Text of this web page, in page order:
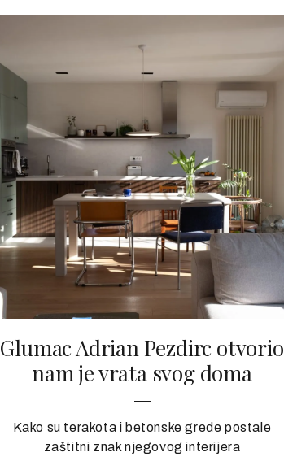
Glumac Adrian Pezdirc otvorio
nam je vrata svog doma
Kako su terakota i betonske grede postale
zaštitni znak njegovog interijera